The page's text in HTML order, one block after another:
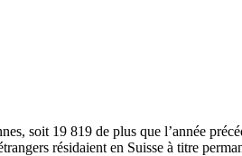
soit 19 819 de plus que l’année
résidaient en Suisse à titre